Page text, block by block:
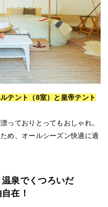
テント（8室）と皇帝テント
っておりとってもおしゃれ。
め、オールシーズン快適に過
温泉でくつろいだ
在！